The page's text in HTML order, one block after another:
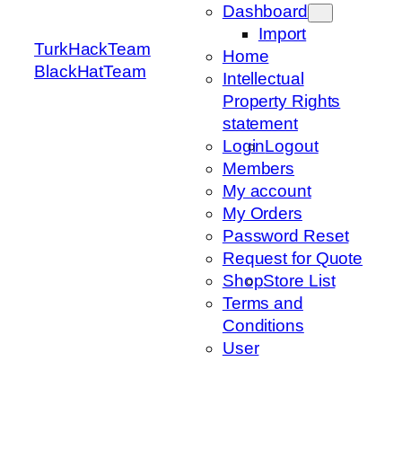
TurkHackTeam
BlackHatTeam
Dashboard
Import
Home
Intellectual
Property Rights
statement
LoginLogout
Members
My account
My Orders
Password Reset
Request for Quote
ShopStore List
Terms and
Conditions
User